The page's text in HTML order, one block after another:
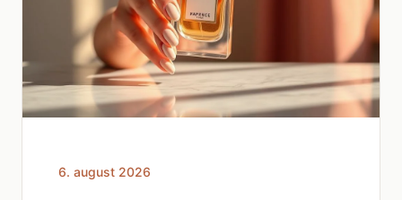
6. august 2026